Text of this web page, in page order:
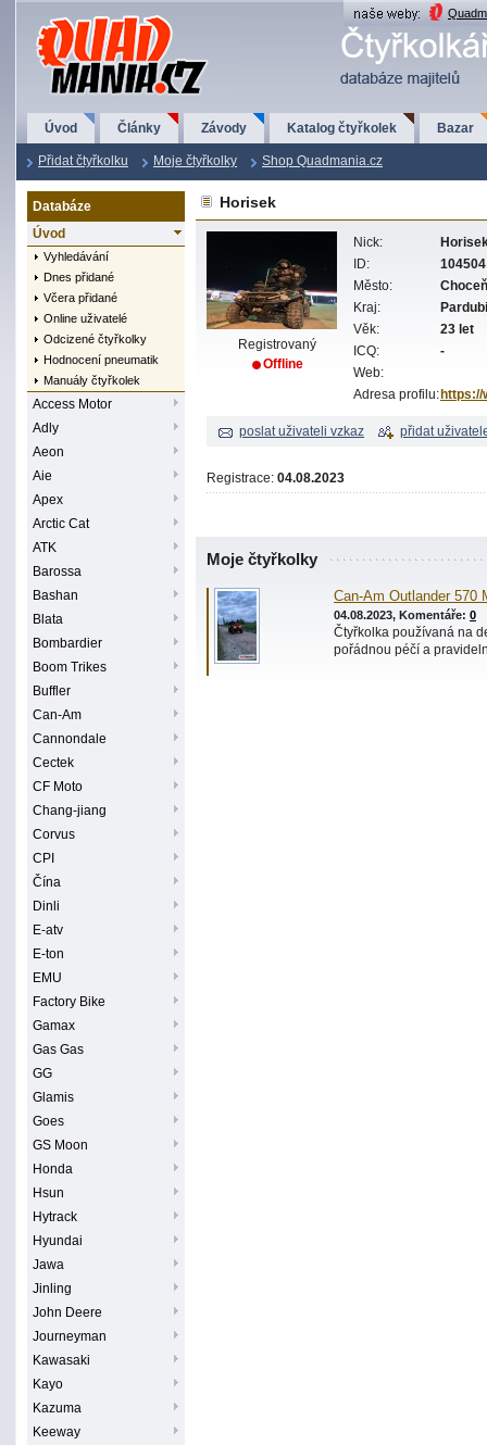
QuadMania.cz
Úvod Články Závody Katalog čtyřkolek Bazar
Přidat čtyřkolku Moje čtyřkolky Shop Quadmania.cz
Databáze
Úvod
Vyhledávání
Dnes přidané
Včera přidané
Online uživatelé
Odcizené čtyřkolky
Hodnocení pneumatik
Manuály čtyřkolek
Access Motor
Adly
Aeon
Aie
Apex
Arctic Cat
ATK
Barossa
Bashan
Blata
Bombardier
Boom Trikes
Buffler
Can-Am
Cannondale
Cectek
CF Moto
Chang-jiang
Corvus
CPI
Čína
Dinli
E-atv
E-ton
EMU
Factory Bike
Gamax
Gas Gas
GG
Glamis
Goes
GS Moon
Honda
Hsun
Hytrack
Hyundai
Jawa
Jinling
John Deere
Journeyman
Kawasaki
Kayo
Kazuma
Keeway
Horisek
Registrovaný
Offline
Nick:
ID:
104504
Město:
Choceň
Kraj:
Věk:
23 let
ICQ:
-
Web:
Adresa profilu: https://
poslat uživateli vzkaz přidat
Registrace: 04.08.2023
Moje čtyřkolky
Can-Am Outlander 570
04.08.2023, Komentáře: 0
Čtyřkolka používaná na
pořádnou péčí a